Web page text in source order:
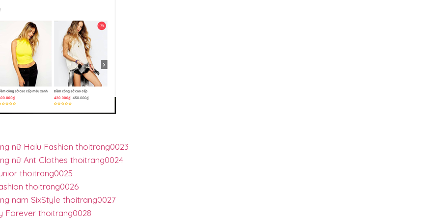
nữ Halu Fashion thoitrang0023
nữ Ant Clothes thoitrang0024
thoitrang0025
thoitrang0026
nam SixStyle thoitrang0027
Forever thoitrang0028